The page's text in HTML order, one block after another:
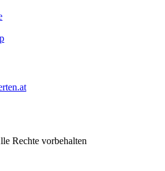
Rechte vorbehalten